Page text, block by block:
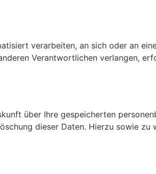
verarbeiten, an sich oder an
Verantwortlichen verlangen,
über Ihre gespeicherten
dieser Daten. Hierzu sowie zu